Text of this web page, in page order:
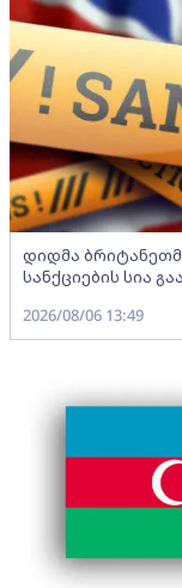
დიდმა
სანქციების სია
2026/08/06 13:49